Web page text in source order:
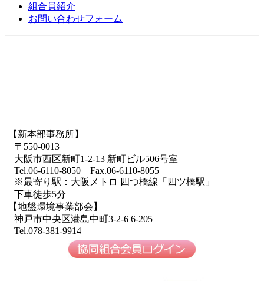
組合員紹介
お問い合わせフォーム
【新本部事務所】
〒550-0013
大阪市西区新町1-2-13 新町ビル506号室
Tel.06-6110-8050 Fax.06-6110-8055
※最寄り駅：大阪メトロ 四つ橋線「四ツ橋駅」
下車徒歩5分
【地盤環境事業部会】
神戸市中央区港島中町3-2-6 6-205
Tel.078-381-9914